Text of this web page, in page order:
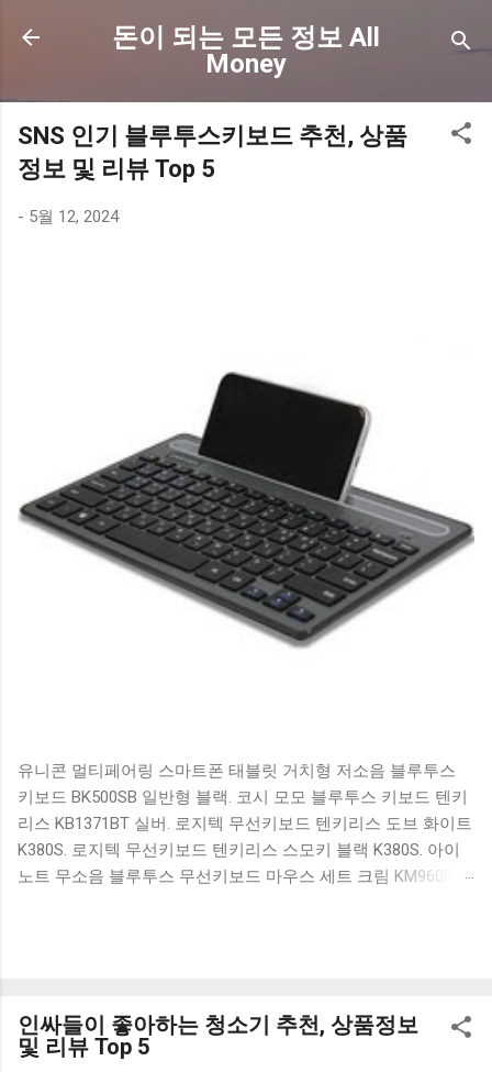
기본 콘텐츠로 건너뛰기
돈이 되는 모든 정보 All
Money
SNS 인기 블루투스키보드 추천, 상품
정보 및 리뷰 Top 5
- 5월 12, 2024
유니콘 멀티페어링 스마트폰 태블릿 거치형 저소음 블루투스
키보드 BK500SB 일반형 블랙. 코시 모모 블루투스 키보드 텐키
리스 KB1371BT 실버. 로지텍 무선키보드 텐키리스 도브 화이트
K380S. 로지텍 무선키보드 텐키리스 스모키 블랙 K380S. 아이
노트 무소음 블루투스 무선키보드 마우스 세트 크림 KM960RB
혜택을 놓치지 마세요. 다양한 할인 혜택과 빠른배송 혜택을 놓
치지 않도록 먼저 확인해보세요. 추가할인 확인하기 상품 하나
인싸들이 좋아하는 청소기 추천, 상품정보
및 리뷰 Top 5